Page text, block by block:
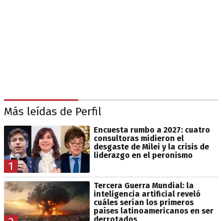
Más leídas de Perfil
1
Encuesta rumbo a 2027: cuatro
consultoras midieron el
desgaste de Milei y la crisis de
liderazgo en el peronismo
Tercera Guerra Mundial: la
inteligencia artificial reveló
cuáles serían los primeros
países latinoamericanos en ser